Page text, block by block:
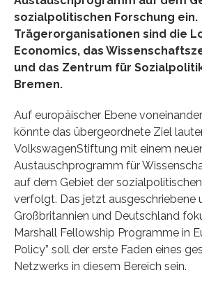
sozialpolitischen Forschung ein.
Trägerorganisationen sind die
Economics, das
und das Zentrum für
Bremen.
Auf europäischer Ebene
könnte das übergeordnete Ziel
VolkswagenStiftung mit einem
Austauschprogramm für
auf dem Gebiet der
verfolgt. Das jetzt ausgeschriebene
Großbritannien und Deutschland
Marshall Fellowship Programme in
Policy” soll der erste Faden eines
Netzwerks in diesem Bereich sein.